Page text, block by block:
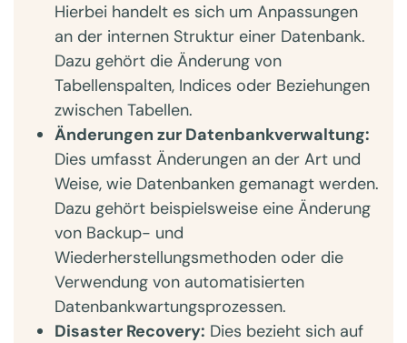
Hierbei handelt es sich um Anpassungen
an der internen Struktur einer Datenbank.
Dazu gehört die Änderung von
Tabellenspalten, Indices oder Beziehungen
zwischen Tabellen.
Änderungen zur Datenbankverwaltung:
Dies umfasst Änderungen an der Art und
Weise, wie Datenbanken gemanagt werden.
Dazu gehört beispielsweise eine Änderung
von Backup- und
Wiederherstellungsmethoden oder die
Verwendung von automatisierten
Datenbankwartungsprozessen.
Disaster Recovery: Dies bezieht sich auf